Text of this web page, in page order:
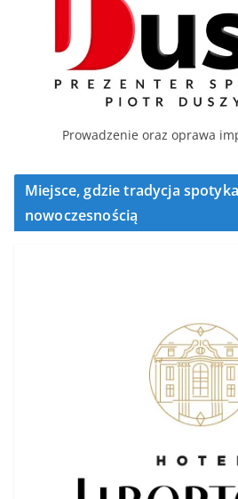
Prowadzenie oraz oprawa
Miejsce, gdzie tradycja
nowoczesnością